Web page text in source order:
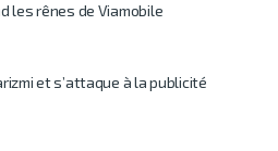
les rênes de Viamobile
et s’attaque à la publicité